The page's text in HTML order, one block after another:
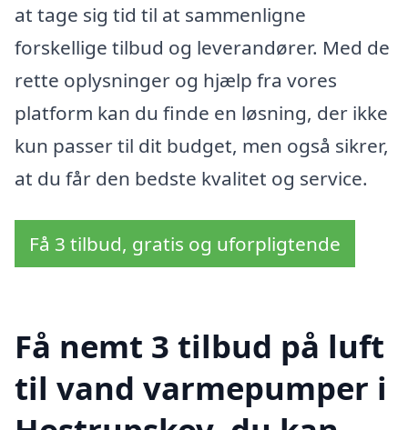
at tage sig tid til at sammenligne
forskellige tilbud og leverandører. Med de
rette oplysninger og hjælp fra vores
platform kan du finde en løsning, der ikke
kun passer til dit budget, men også sikrer,
at du får den bedste kvalitet og service.
Få 3 tilbud, gratis og uforpligtende
Få nemt 3 tilbud på luft
til vand varmepumper i